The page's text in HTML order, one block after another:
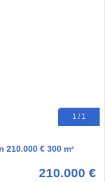
1 / 1
€ 300 m²
210.000 €